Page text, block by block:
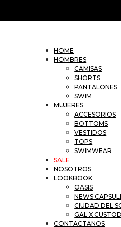
content
HOME
HOMBRES
CAMISAS
SHORTS
PANTALONES
SWIM
MUJERES
ACCESORIOS
BOTTOMS
VESTIDOS
TOPS
SWIMWEAR
SALE
NOSOTROS
LOOKBOOK
OASIS
NEWS
CIUDAD DEL
GAL X
CONTACTANOS